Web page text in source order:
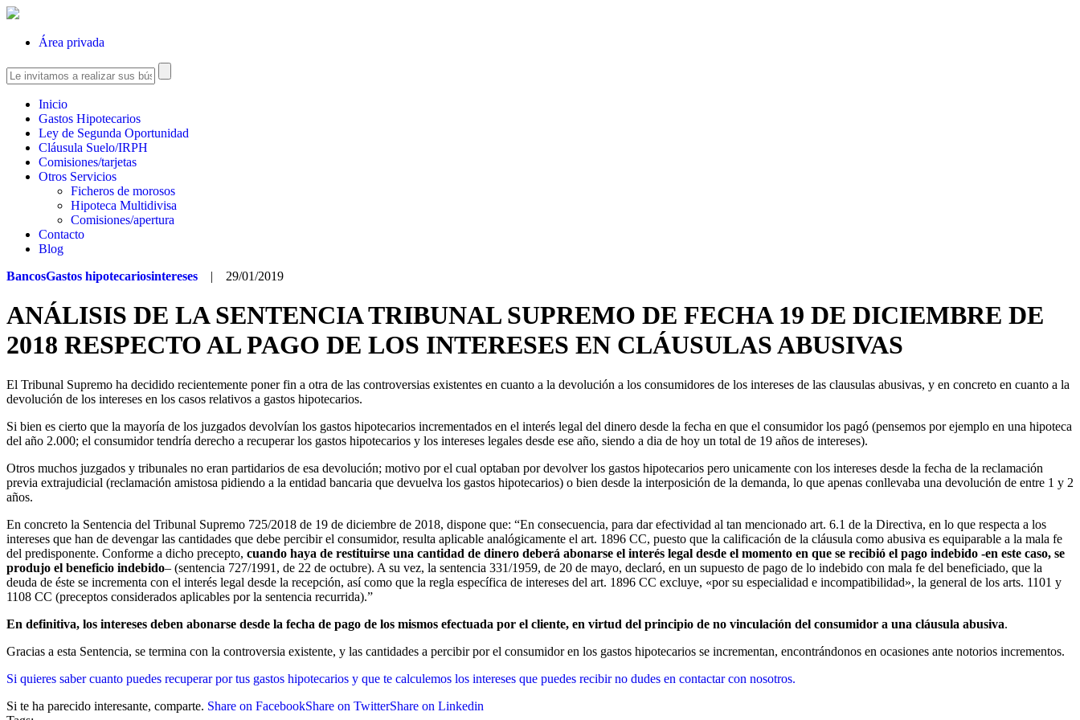
Área privada
Inicio
Gastos Hipotecarios
Ley de Segunda Oportunidad
Cláusula Suelo/IRPH
Comisiones/tarjetas
Otros Servicios
Ficheros de morosos
Hipoteca Multidivisa
Comisiones/apertura
Contacto
Blog
BancosGastos hipotecariosintereses | 29/01/2019
ANÁLISIS DE LA SENTENCIA TRIBUNAL SUPREMO DE FECHA 19 DE DICIEMBRE DE
2018 RESPECTO AL PAGO DE LOS INTERESES EN CLÁUSULAS ABUSIVAS
El Tribunal Supremo ha decidido recientemente poner fin a otra de las controversias existentes en cuanto a la devolución a los consumidores de los intereses de las clausulas abusivas, y en concreto en cuanto a la
devolución de los intereses en los casos relativos a gastos hipotecarios.
Si bien es cierto que la mayoría de los juzgados devolvían los gastos hipotecarios incrementados en el interés legal del dinero desde la fecha en que el consumidor los pagó (pensemos por ejemplo en una hipoteca
del año 2.000; el consumidor tendría derecho a recuperar los gastos hipotecarios y los intereses legales desde ese año, siendo a dia de hoy un total de 19 años de intereses).
Otros muchos juzgados y tribunales no eran partidarios de esa devolución; motivo por el cual optaban por devolver los gastos hipotecarios pero unicamente con los intereses desde la fecha de la reclamación
previa extrajudicial (reclamación amistosa pidiendo a la entidad bancaria que devuelva los gastos hipotecarios) o bien desde la interposición de la demanda, lo que apenas conllevaba una devolución de entre 1 y 2
años.
En concreto la Sentencia del Tribunal Supremo 725/2018 de 19 de diciembre de 2018, dispone que: “En consecuencia, para dar efectividad al tan mencionado art. 6.1 de la Directiva, en lo que respecta a los
intereses que han de devengar las cantidades que debe percibir el consumidor, resulta aplicable analógicamente el art. 1896 CC, puesto que la calificación de la cláusula como abusiva es equiparable a la mala fe
del predisponente. Conforme a dicho precepto, cuando haya de restituirse una cantidad de dinero deberá abonarse el interés legal desde el momento en que se recibió el pago indebido -en este caso, se
produjo el beneficio indebido– (sentencia 727/1991, de 22 de octubre). A su vez, la sentencia 331/1959, de 20 de mayo, declaró, en un supuesto de pago de lo indebido con mala fe del beneficiado, que la
deuda de éste se incrementa con el interés legal desde la recepción, así como que la regla específica de intereses del art. 1896 CC excluye, «por su especialidad e incompatibilidad», la general de los arts. 1101 y
1108 CC (preceptos considerados aplicables por la sentencia recurrida).”
En definitiva, los intereses deben abonarse desde la fecha de pago de los mismos efectuada por el cliente, en virtud del principio de no vinculación del consumidor a una cláusula abusiva.
Gracias a esta Sentencia, se termina con la controversia existente, y las cantidades a percibir por el consumidor en los gastos hipotecarios se incrementan, encontrándonos en ocasiones ante notorios incrementos.
Si quieres saber cuanto puedes recuperar por tus gastos hipotecarios y que te calculemos los intereses que puedes recibir no dudes en contactar con nosotros.
Si te ha parecido interesante, comparte. Share on FacebookShare on TwitterShare on Linkedin